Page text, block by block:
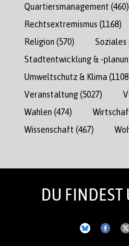
Quartiersmanagement (460)
Rechtsextremismus (1168)
Religion (570) Soziales
Stadtentwicklung & -
Umweltschutz & Klima
Veranstaltung(5027)
Wahlen (474)
Wissenschaft (467)
DU FINDEST